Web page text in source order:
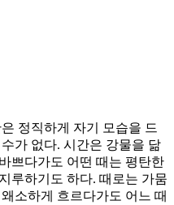
정직하게 자기 모습을 드
가 없다. 시간은 강물을 닮
쁘다가도 어떤 때는 평탄한
루하기도 하다. 때로는 가뭄
소하게 흐르다가도 어느 때